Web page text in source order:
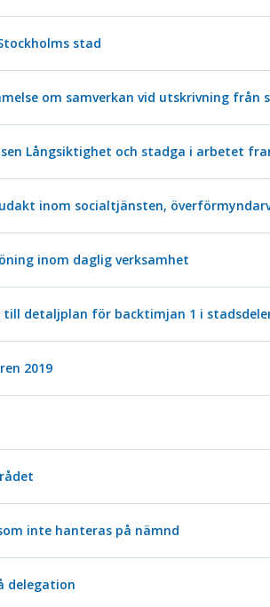
stad
om samverkan vid utskrivning från
Långsiktighet och stadga i arbetet
inom socialtjänsten,
inom daglig verksamhet
detaljplan för backtimjan 1 i
2019
inte hanteras på nämnd
delegation